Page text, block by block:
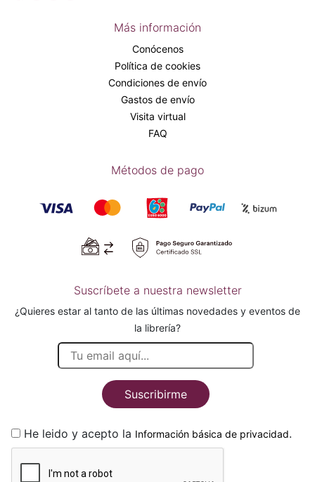
Más información
Conócenos
Política de cookies
Condiciones de envío
Gastos de envío
Visita virtual
FAQ
Métodos de pago
Suscríbete a nuestra newsletter
¿Quieres estar al tanto de las últimas novedades y eventos de
la librería?
Suscribirme
He leido y acepto la Información básica de privacidad.